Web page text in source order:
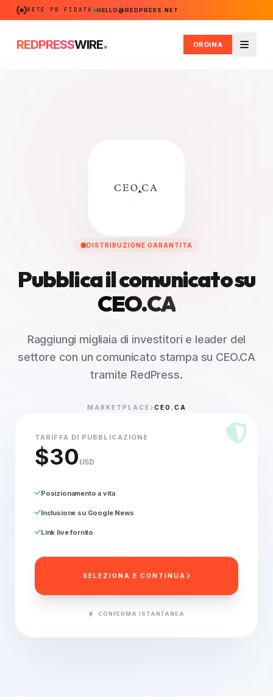
RETE PR FIDATA HELLO@REDPRESS.NET
REDPRESSWIRE. ORDINA
Menu
DISTRIBUZIONE GARANTITA
Pubblica il comunicato su
CEO.CA
Raggiungi migliaia di investitori e leader del
settore con un comunicato stampa su CEO.CA
tramite RedPress.
MARKETPLACE CEO.CA
TARIFFA DI PUBBLICAZIONE
$30 USD
Posizionamento a vita
Inclusione su Google News
Link live fornito
SELEZIONA E CONTINUA
CONFERMA ISTANTANEA